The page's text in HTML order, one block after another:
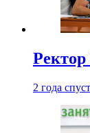
2 года